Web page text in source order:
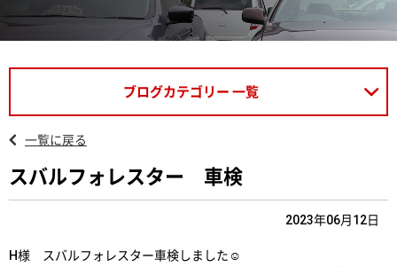
ブログカテゴリー 一覧
一覧に戻る
スバルフォレスター 車検
2023年06月12日
H様 スバルフォレスター車検しました☺️